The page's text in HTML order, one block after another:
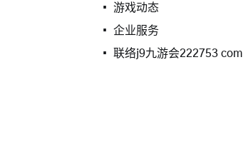
游戏动态
企业服务
联络j9九游会222753 com